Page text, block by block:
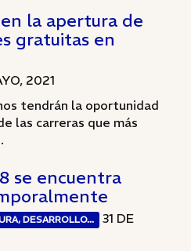
la apertura de
gratuitas en
2021
tendrán la oportunidad
las carreras que más
se encuentra
DESARROLLO...
31 DE